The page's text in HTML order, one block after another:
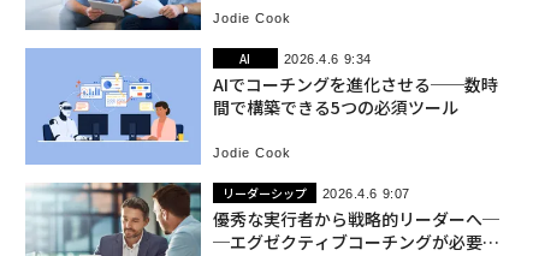
Jodie Cook
AI 2026.4.6 9:34
AIでコーチングを進化させる──数時
間で構築できる5つの必須ツール
Jodie Cook
リーダーシップ 2026.4.6 9:07
優秀な実行者から戦略的リーダーへ─
─エグゼクティブコーチングが必要な